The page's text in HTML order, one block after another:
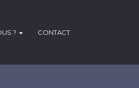
? CONTACT